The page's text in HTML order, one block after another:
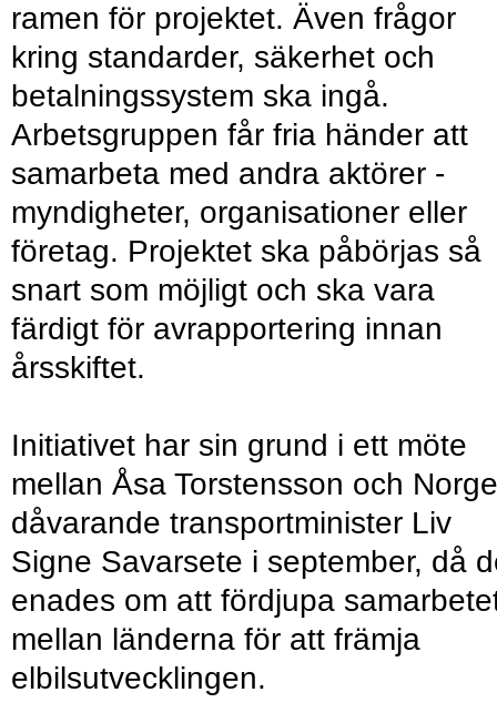
ramen för projektet. Även frågor
kring standarder, säkerhet och
betalningssystem ska ingå.
Arbetsgruppen får fria händer att
samarbeta med andra aktörer -
myndigheter, organisationer eller
företag. Projektet ska påbörjas så
snart som möjligt och ska vara
färdigt för avrapportering innan
årsskiftet.
Initiativet har sin grund i ett möte
mellan Åsa Torstensson och
dåvarande transportminister Liv
Signe Savarsete i september, då
enades om att fördjupa
mellan länderna för att främja
elbilsutvecklingen.